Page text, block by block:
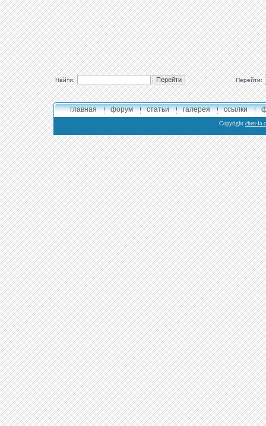
Найти: Перейти:
главная форум статьи галерея ссылки
Copyright chen-